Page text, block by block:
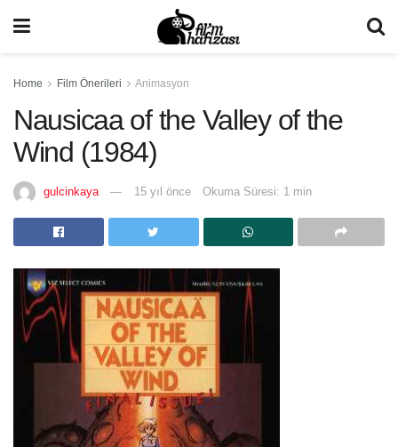
Home Film Önerileri Animasyon
Nausicaa of the Valley of the
Wind (1984)
gulcinkaya 15 yıl önce Okuma Süresi: 1 min